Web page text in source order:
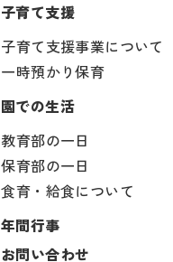
子育て支援
子育て支援事業について
一時預かり保育
園での生活
教育部の一日
保育部の一日
食育・給食について
年間行事
お問い合わせ